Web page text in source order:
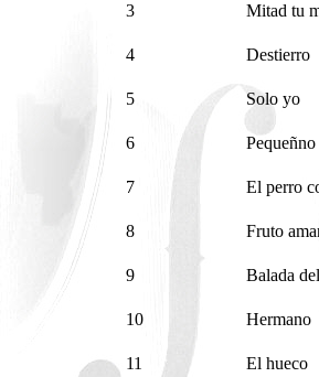
3 Mitad tu
4 Destierro
5 Solo yo
6
7 El perro
8 Fruto
9 Balada
10 Hermano
11 El hueco